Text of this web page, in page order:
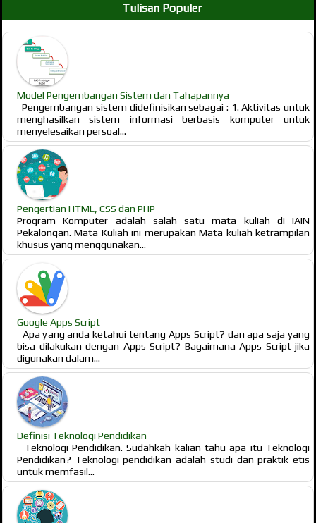
Tulisan Populer
Model Pengembangan Sistem dan Tahapannya
Pengembangan sistem didefinisikan sebagai : 1. Aktivitas untuk
menghasilkan sistem informasi berbasis komputer untuk
menyelesaikan persoal...
Pengertian HTML, CSS dan PHP
Program Komputer adalah salah satu mata kuliah di IAIN
Pekalongan. Mata Kuliah ini merupakan Mata kuliah ketrampilan
khusus yang menggunakan...
Google Apps Script
Apa yang anda ketahui tentang Apps Script? dan apa saja yang
bisa dilakukan dengan Apps Script? Bagaimana Apps Script jika
digunakan dalam...
Definisi Teknologi Pendidikan
Teknologi Pendidikan. Sudahkah kalian tahu apa itu Teknologi
Pendidikan? Teknologi pendidikan adalah studi dan praktik etis
untuk memfasil...